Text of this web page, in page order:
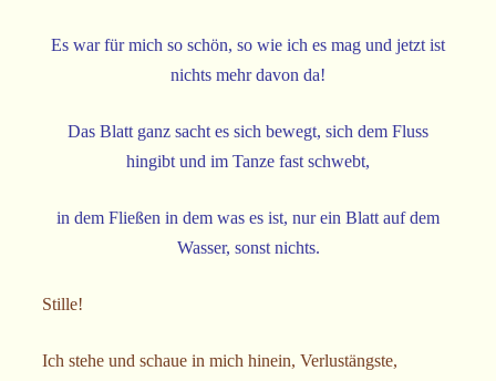
Es war für mich so schön, so wie ich es mag und jetzt ist
nichts mehr davon da!
Das Blatt ganz sacht es sich bewegt, sich dem Fluss
hingibt und im Tanze fast schwebt,
in dem Fließen in dem was es ist, nur ein Blatt auf dem
Wasser, sonst nichts.
Stille!
Ich stehe und schaue in mich hinein, Verlustängste,